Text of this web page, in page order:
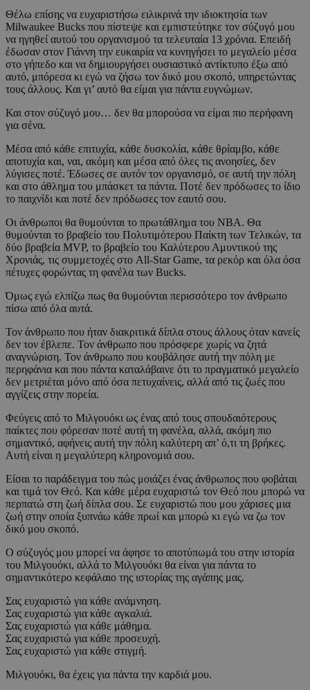
Θέλω επίσης να ευχαριστήσω ειλικρινά την ιδιοκτησία των
Milwaukee Bucks που πίστεψε και εμπιστεύτηκε τον σύζυγό μου
να ηγηθεί αυτού του οργανισμού τα τελευταία 13 χρόνια. Επειδή
έδωσαν στον Γιάννη την ευκαιρία να κυνηγήσει το μεγαλείο μέσα
στο γήπεδο και να δημιουργήσει ουσιαστικό αντίκτυπο έξω από
αυτό, μπόρεσα κι εγώ να ζήσω τον δικό μου σκοπό, υπηρετώντας
τους άλλους. Και γι’ αυτό θα είμαι για πάντα ευγνώμων.
Και στον σύζυγό μου… δεν θα μπορούσα να είμαι πιο περήφανη
για σένα.
Μέσα από κάθε επιτυχία, κάθε δυσκολία, κάθε θρίαμβο, κάθε
αποτυχία και, ναι, ακόμη και μέσα από όλες τις ανοησίες, δεν
λύγισες ποτέ. Έδωσες σε αυτόν τον οργανισμό, σε αυτή την πόλη
και στο άθλημα του μπάσκετ τα πάντα. Ποτέ δεν πρόδωσες το ίδιο
το παιχνίδι και ποτέ δεν πρόδωσες τον εαυτό σου.
Οι άνθρωποι θα θυμούνται το πρωτάθλημα του NBA. Θα
θυμούνται το βραβείο του Πολυτιμότερου Παίκτη των Τελικών, τα
δύο βραβεία MVP, το βραβείο του Καλύτερου Αμυντικού της
Χρονιάς, τις συμμετοχές στο All-Star Game, τα ρεκόρ και όλα όσα
πέτυχες φορώντας τη φανέλα των Bucks.
Όμως εγώ ελπίζω πως θα θυμούνται περισσότερο τον άνθρωπο
πίσω από όλα αυτά.
Τον άνθρωπο που ήταν διακριτικά δίπλα στους άλλους όταν κανείς
δεν τον έβλεπε. Τον άνθρωπο που πρόσφερε χωρίς να ζητά
αναγνώριση. Τον άνθρωπο που κουβάλησε αυτή την πόλη με
περηφάνια και που πάντα καταλάβαινε ότι το πραγματικό μεγαλείο
δεν μετριέται μόνο από όσα πετυχαίνεις, αλλά από τις ζωές που
αγγίζεις στην πορεία.
Φεύγεις από το Μιλγουόκι ως ένας από τους σπουδαιότερους
παίκτες που φόρεσαν ποτέ αυτή τη φανέλα, αλλά, ακόμη πιο
σημαντικό, αφήνεις αυτή την πόλη καλύτερη απ’ ό,τι τη βρήκες.
Αυτή είναι η μεγαλύτερη κληρονομιά σου.
Είσαι το παράδειγμα του πώς μοιάζει ένας άνθρωπος που φοβάται
και τιμά τον Θεό. Και κάθε μέρα ευχαριστώ τον Θεό που μπορώ να
περπατώ στη ζωή δίπλα σου. Σε ευχαριστώ που μου χάρισες μια
ζωή στην οποία ξυπνάω κάθε πρωί και μπορώ κι εγώ να ζω τον
δικό μου σκοπό.
Ο σύζυγός μου μπορεί να άφησε το αποτύπωμά του στην ιστορία
του Μιλγουόκι, αλλά το Μιλγουόκι θα είναι για πάντα το
σημαντικότερο κεφάλαιο της ιστορίας της αγάπης μας.
Σας ευχαριστώ για κάθε ανάμνηση.
Σας ευχαριστώ για κάθε αγκαλιά.
Σας ευχαριστώ για κάθε μάθημα.
Σας ευχαριστώ για κάθε προσευχή.
Σας ευχαριστώ για κάθε στιγμή.
Μιλγουόκι, θα έχεις για πάντα την καρδιά μου.